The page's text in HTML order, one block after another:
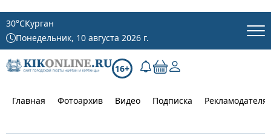
30°CКурган
Понедельник, 10 августа 2026 г.
16+
Главная Фотоархив Видео Подписка